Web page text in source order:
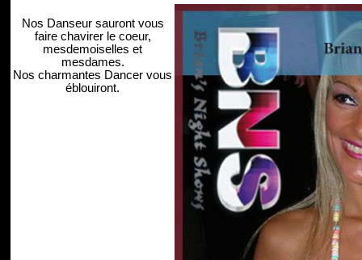
Nos Danseur sauront vous
faire chavirer le coeur,
mesdemoiselles et
mesdames.
Nos charmantes Dancer vous
éblouiront.